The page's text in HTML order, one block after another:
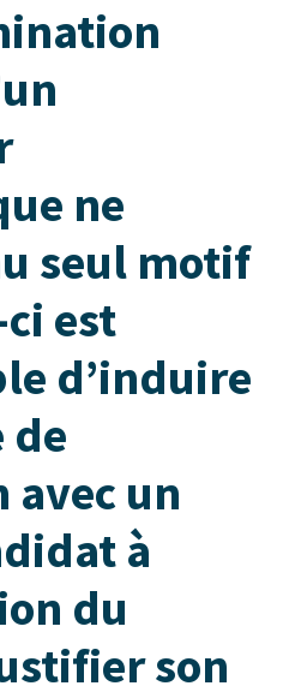
ne
seul motif
est
d’induire
de
avec un
à
du
son